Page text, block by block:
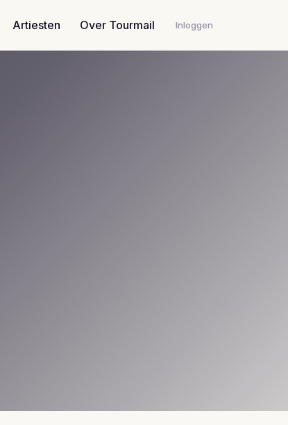
Artiesten Over Tourmail Inloggen